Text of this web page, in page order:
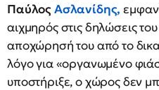
ΠαύλοςΑσλανίδης,
αιχμηρός στις δηλώσεις
αποχώρησή του από το
λόγο για «οργανωμένο
υποστήριξε, ο χώρος δεν